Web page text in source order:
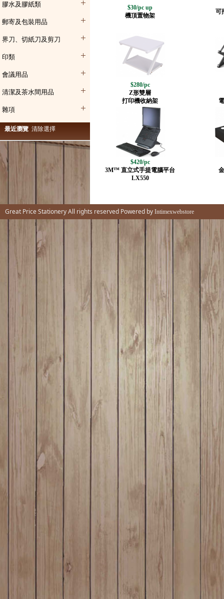
膠水及膠紙類
郵寄及包裝用品
界刀、切紙刀及剪刀
印類
會議用品
清潔及茶水間用品
雜項
最近瀏覽 清除選擇
$30/pc up
機頂置物架
可
$280/pc
Z形雙層
打印機收納架
$420/pc
3M™ 直立式手提電腦平台
LX550
Great Price Stationery All rights reserved Powered by Intimexwebstore